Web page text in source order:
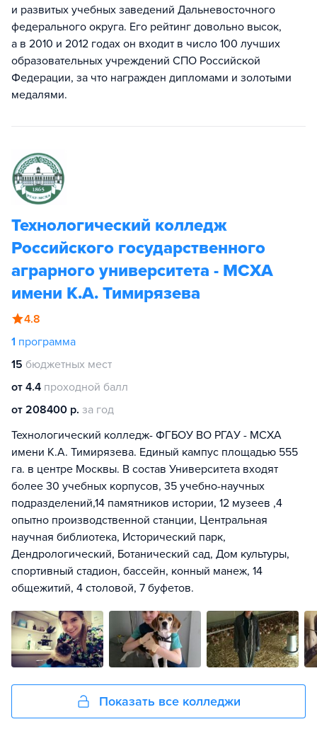
и развитых учебных заведений Дальневосточного
федерального округа. Его рейтинг довольно высок,
а в 2010 и 2012 годах он входит в число 100 лучших
образовательных учреждений СПО Российской
Федерации, за что награжден дипломами и золотыми
медалями.
Технологический колледж
Российского государственного
аграрного университета - МСХА
имени К.А. Тимирязева
4.8
1 программа
15 бюджетных мест
от 4.4 проходной балл
от 208400 р. за год
Технологический колледж- ФГБОУ ВО РГАУ - МСХА
имени К.А. Тимирязева. Единый кампус площадью 555
га. в центре Москвы. В состав Университета входят
более 30 учебных корпусов, 35 учебно-научных
подразделений,14 памятников истории, 12 музеев ,4
опытно производственной станции, Центральная
научная библиотека, Исторический парк,
Дендрологический, Ботанический сад, Дом культуры,
спортивный стадион, бассейн, конный манеж, 14
общежитий, 4 столовой, 7 буфетов.
Показать все колледжи